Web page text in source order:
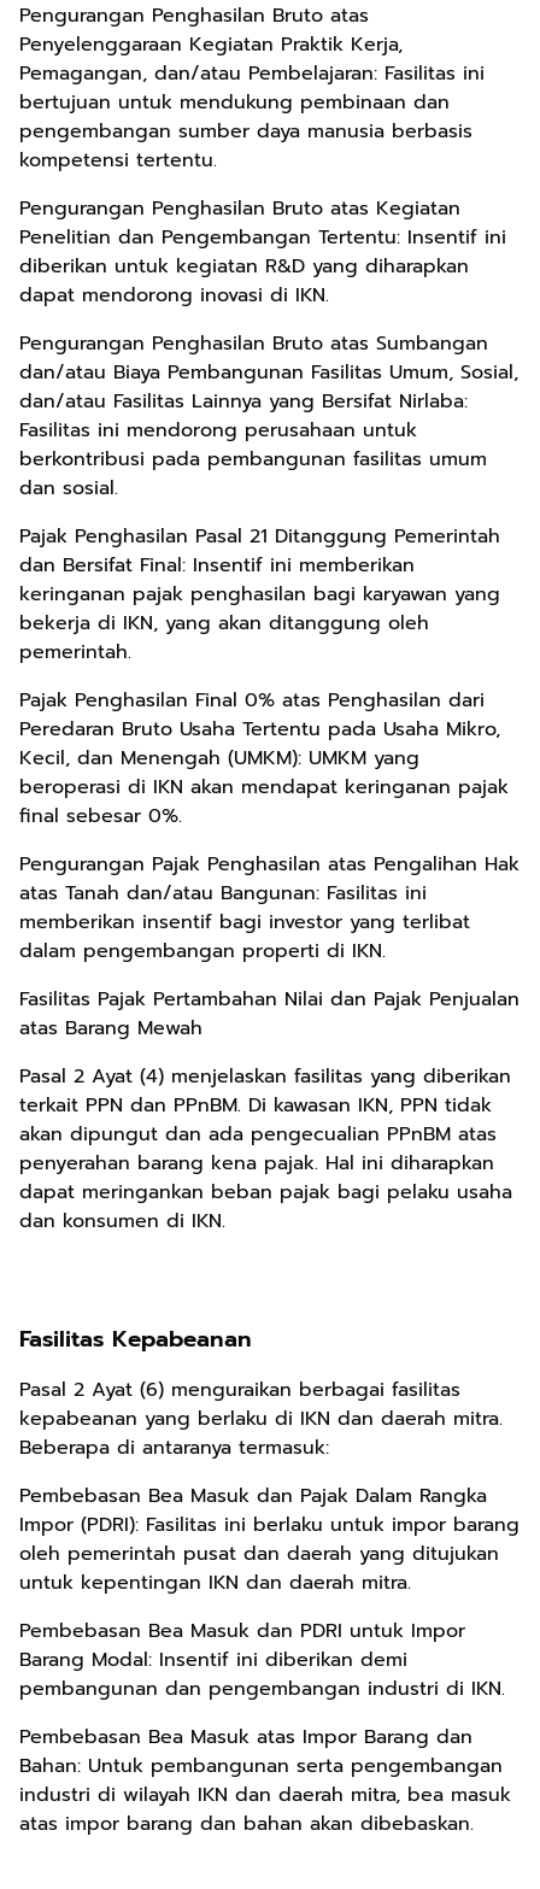
Pengurangan Penghasilan Bruto atas
Penyelenggaraan Kegiatan Praktik Kerja,
Pemagangan, dan/atau Pembelajaran: Fasilitas ini
bertujuan untuk mendukung pembinaan dan
pengembangan sumber daya manusia berbasis
kompetensi tertentu.
Pengurangan Penghasilan Bruto atas Kegiatan
Penelitian dan Pengembangan Tertentu: Insentif ini
diberikan untuk kegiatan R&D yang diharapkan
dapat mendorong inovasi di IKN.
Pengurangan Penghasilan Bruto atas Sumbangan
dan/atau Biaya Pembangunan Fasilitas Umum, Sosial,
dan/atau Fasilitas Lainnya yang Bersifat Nirlaba:
Fasilitas ini mendorong perusahaan untuk
berkontribusi pada pembangunan fasilitas umum
dan sosial.
Pajak Penghasilan Pasal 21 Ditanggung Pemerintah
dan Bersifat Final: Insentif ini memberikan
keringanan pajak penghasilan bagi karyawan yang
bekerja di IKN, yang akan ditanggung oleh
pemerintah.
Pajak Penghasilan Final 0% atas Penghasilan dari
Peredaran Bruto Usaha Tertentu pada Usaha Mikro,
Kecil, dan Menengah (UMKM): UMKM yang
beroperasi di IKN akan mendapat keringanan pajak
final sebesar 0%.
Pengurangan Pajak Penghasilan atas Pengalihan Hak
atas Tanah dan/atau Bangunan: Fasilitas ini
memberikan insentif bagi investor yang terlibat
dalam pengembangan properti di IKN.
Fasilitas Pajak Pertambahan Nilai dan Pajak Penjualan
atas Barang Mewah
Pasal 2 Ayat (4) menjelaskan fasilitas yang diberikan
terkait PPN dan PPnBM. Di kawasan IKN, PPN tidak
akan dipungut dan ada pengecualian PPnBM atas
penyerahan barang kena pajak. Hal ini diharapkan
dapat meringankan beban pajak bagi pelaku usaha
dan konsumen di IKN.
Fasilitas Kepabeanan
Pasal 2 Ayat (6) menguraikan berbagai fasilitas
kepabeanan yang berlaku di IKN dan daerah mitra.
Beberapa di antaranya termasuk:
Pembebasan Bea Masuk dan Pajak Dalam Rangka
Impor (PDRI): Fasilitas ini berlaku untuk impor barang
oleh pemerintah pusat dan daerah yang ditujukan
untuk kepentingan IKN dan daerah mitra.
Pembebasan Bea Masuk dan PDRI untuk Impor
Barang Modal: Insentif ini diberikan demi
pembangunan dan pengembangan industri di IKN.
Pembebasan Bea Masuk atas Impor Barang dan
Bahan: Untuk pembangunan serta pengembangan
industri di wilayah IKN dan daerah mitra, bea masuk
atas impor barang dan bahan akan dibebaskan.